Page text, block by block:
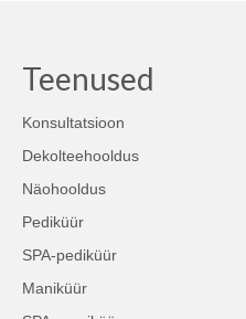
Teenused
Konsultatsioon
Dekolteehooldus
Näohooldus
Pediküür
SPA-pediküür
Maniküür